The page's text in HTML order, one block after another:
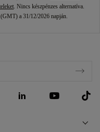
. Nincs készpénzes alternatíva.
a 31/12/2026 napján.